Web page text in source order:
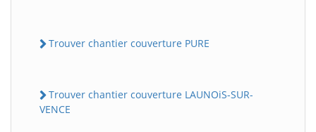
Trouver chantier couverture PURE
Trouver chantier couverture LAUNOiS-SUR-
VENCE